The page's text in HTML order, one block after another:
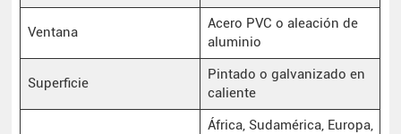
Ventana
Acero PVC o aleación de
aluminio
Superficie
Pintado o galvanizado en
caliente
África, Sudamérica, Europa,